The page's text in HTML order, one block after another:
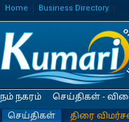
Home Business Directory
நம் நகரம் செய்திகள் -
செய்திகள்
திரை